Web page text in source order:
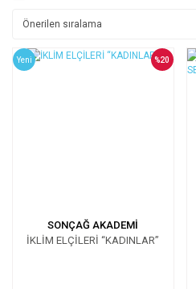
Yeni
SONÇAĞ AKADEMİ
İKLİM ELÇİLERİ “KADINLAR”
%20